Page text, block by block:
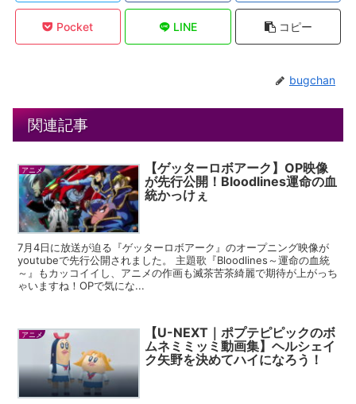
Pocket LINE コピー
bugchan
関連記事
アニメ
【ゲッターロボアーク】OP映像
が先行公開！Bloodlines運命の血
統かっけぇ
7月4日に放送が迫る『ゲッターロボアーク』のオープニング映像が
youtubeで先行公開されました。 主題歌『Bloodlines～運命の血統
～』もカッコイイし、アニメの作画も滅茶苦茶綺麗で期待が上がっち
ゃいますね！OPで気にな...
アニメ
【U-NEXT｜ポプテピピックのボ
ムネミミッミ動画集】ヘルシェイ
ク矢野を決めてハイになろう！